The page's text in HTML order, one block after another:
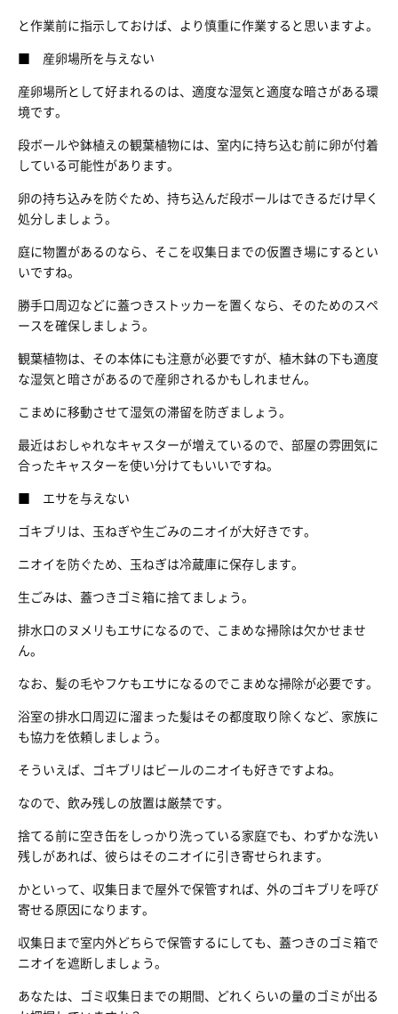
と作業前に指示しておけば、より慎重に作業すると思いますよ。
■ 産卵場所を与えない
産卵場所として好まれるのは、適度な湿気と適度な暗さがある環
境です。
段ボールや鉢植えの観葉植物には、室内に持ち込む前に卵が付着
している可能性があります。
卵の持ち込みを防ぐため、持ち込んだ段ボールはできるだけ早く
処分しましょう。
庭に物置があるのなら、そこを収集日までの仮置き場にするとい
いですね。
勝手口周辺などに蓋つきストッカーを置くなら、そのためのスペ
ースを確保しましょう。
観葉植物は、その本体にも注意が必要ですが、植木鉢の下も適度
な湿気と暗さがあるので産卵されるかもしれません。
こまめに移動させて湿気の滞留を防ぎましょう。
最近はおしゃれなキャスターが増えているので、部屋の雰囲気に
合ったキャスターを使い分けてもいいですね。
■ エサを与えない
ゴキブリは、玉ねぎや生ごみのニオイが大好きです。
ニオイを防ぐため、玉ねぎは冷蔵庫に保存します。
生ごみは、蓋つきゴミ箱に捨てましょう。
排水口のヌメリもエサになるので、こまめな掃除は欠かせませ
ん。
なお、髪の毛やフケもエサになるのでこまめな掃除が必要です。
浴室の排水口周辺に溜まった髪はその都度取り除くなど、家族に
も協力を依頼しましょう。
そういえば、ゴキブリはビールのニオイも好きですよね。
なので、飲み残しの放置は厳禁です。
捨てる前に空き缶をしっかり洗っている家庭でも、わずかな洗い
残しがあれば、彼らはそのニオイに引き寄せられます。
かといって、収集日まで屋外で保管すれば、外のゴキブリを呼び
寄せる原因になります。
収集日まで室内外どちらで保管するにしても、蓋つきのゴミ箱で
ニオイを遮断しましょう。
あなたは、ゴミ収集日までの期間、どれくらいの量のゴミが出る